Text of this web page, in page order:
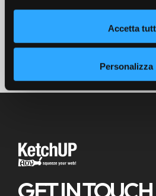
momento dalla Dichiarazione sui
cookie tecnici e, previo consenso,
terze parti, per personalizzare
fornire funzionalità dei social
nostro traffico, come meglio
. Chiudendo questo banner
Accetta
Personalizza